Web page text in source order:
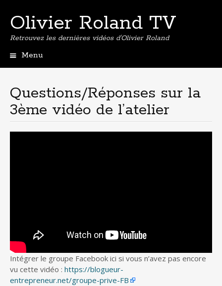
Olivier Roland TV
Retrouvez les dernières vidéos d'Olivier Roland
Menu
principal
Questions/Réponses sur la
3ème vidéo de l’atelier
Intégrer le groupe Facebook ici si vous n’avez pas encore
vu cette vidéo : https://blogueur-
entrepreneur.net/groupe-prive-FB